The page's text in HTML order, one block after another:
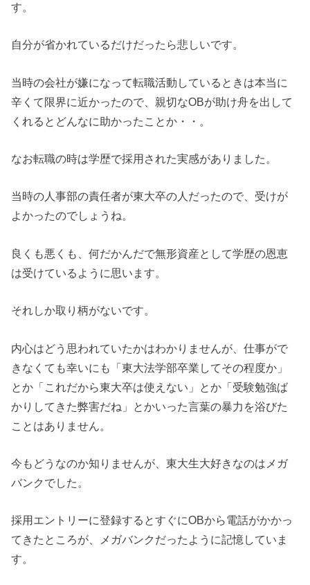
す。
自分が省かれているだけだったら悲しいです。
当時の会社が嫌になって転職活動しているときは本当に
辛くて限界に近かったので、親切なOBが助け舟を出して
くれるとどんなに助かったことか・・。
なお転職の時は学歴で採用された実感がありました。
当時の人事部の責任者が東大卒の人だったので、受けが
よかったのでしょうね。
良くも悪くも、何だかんだで無形資産として学歴の恩恵
は受けているように思います。
それしか取り柄がないです。
内心はどう思われていたかはわかりませんが、仕事がで
きなくても幸いにも「東大法学部卒業してその程度か」
とか「これだから東大卒は使えない」とか「受験勉強ば
かりしてきた弊害だね」とかいった言葉の暴力を浴びた
ことはありません。
今もどうなのか知りませんが、東大生大好きなのはメガ
バンクでした。
採用エントリーに登録するとすぐにOBから電話がかかっ
てきたところが、メガバンクだったように記憶していま
す。